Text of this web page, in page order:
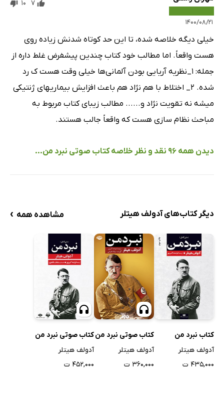
۱۴۰۰/۰۸/۲۱
7
10
خیلی دیگه خلاصه شده، تا این حد کوتاه شدنش زیاده روی
هست واقعاً. اما مطالب خود کتاب چندین پیشفرض غلط داره از
جمله: 1_نظریه آریایی بودن آلمانی‌ها خیلی وقت هست ک رد
شده. 2_ اختلاط با هم نژاد هم باعث افزایش بیماریهای ژنتیکی
میشه نه تقویت نژاد و...... مطالب زیبای کتاب مربوط به
مباحث نظام سازی هست که واقعاً جالب هستند.
دیدن همه 96 نقد و نظر خلاصه کتاب صوتی نبرد من...
دیگر کتاب‌های آدولف هیتلر مشاهده همه ›
کتاب نبرد من
آدولف هیتلر
۴۳۵,۰۰۰ ت
کتاب صوتی نبرد من
آدولف هیتلر
۳۶۰,۰۰۰ ت
کتاب صوتی نبرد من
آدولف هیتلر
۴۵۲,۰۰۰ ت